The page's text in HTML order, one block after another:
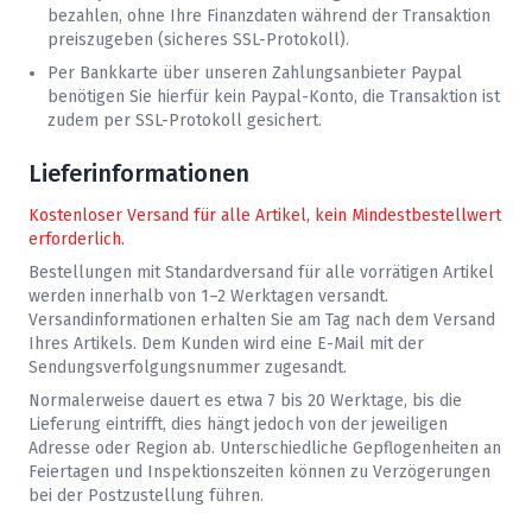
bezahlen, ohne Ihre Finanzdaten während der Transaktion
preiszugeben (sicheres SSL-Protokoll).
Per Bankkarte über unseren Zahlungsanbieter Paypal
benötigen Sie hierfür kein Paypal-Konto, die Transaktion ist
zudem per SSL-Protokoll gesichert.
Lieferinformationen
Kostenloser Versand für alle Artikel, kein Mindestbestellwert
erforderlich.
Bestellungen mit Standardversand für alle vorrätigen Artikel
werden innerhalb von 1–2 Werktagen versandt.
Versandinformationen erhalten Sie am Tag nach dem Versand
Ihres Artikels. Dem Kunden wird eine E-Mail mit der
Sendungsverfolgungsnummer zugesandt.
Normalerweise dauert es etwa 7 bis 20 Werktage, bis die
Lieferung eintrifft, dies hängt jedoch von der jeweiligen
Adresse oder Region ab. Unterschiedliche Gepflogenheiten an
Feiertagen und Inspektionszeiten können zu Verzögerungen
bei der Postzustellung führen.